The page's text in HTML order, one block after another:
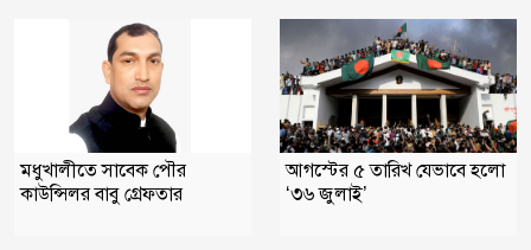
মধুখালীতে সাবেক পৌর
কাউন্সিলর বাবু গ্রেফতার
আগস্টের ৫ তারিখ যেভাবে হলো
‘৩৬ জুলাই’